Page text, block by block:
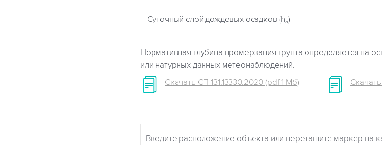
Суточный слой дождевых осадков (ha)
Нормативная глубина промерзания грунта определяется на
или натурных данных метеонаблюдений.
Скачать СП 131.13330.2020 (pdf 1 Мб)